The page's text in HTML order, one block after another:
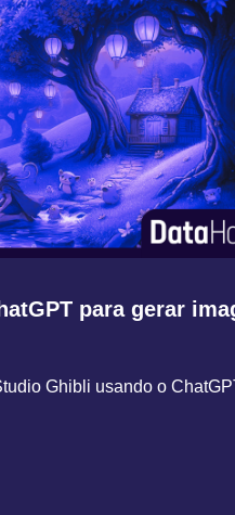
para gerar
Ghibli usando o